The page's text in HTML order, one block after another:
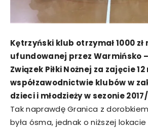
Kętrzyński klub otrzymał 1000
ufundowanej przez Warmińsko
Związek Piłki Nożnej za zajęcie
współzawodnictwie klubów w
dzieci i młodzieży w sezonie
Tak naprawdę Granica z
była ósma, jednak o niższej